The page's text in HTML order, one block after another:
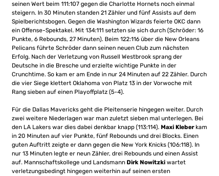
seinen Wert beim 111:107 gegen die Charlotte Hornets noch einmal
steigern. In 30 Minuten standen 21 Zähler und fünf Assists auf dem
Spielberichtsbogen. Gegen die Washington Wizards feierte OKC dann
ein Offense-Spektakel. Mit 134:111 setzten sie sich durch (Schröder: 16
Punkte, 6 Rebounds, 27 Minuten). Beim 122:116 über die New Orleans
Pelicans führte Schröder dann seinen neuen Club zum nächsten
Erfolg. Nach der Verletzung von Russell Westbrook sprang der
Deutsche in die Bresche und erzielte wichtige Punkte in der
Crunchtime. So kam er am Ende in nur 24 Minuten auf 22 Zähler. Durch
die vier Siege klettert Oklahoma von Platz 13 in der Vorwoche mit
Rang sieben auf einen Playoffplatz (5-4).
Für die Dallas Mavericks geht die Pleitenserie hingegen weiter. Durch
zwei weitere Niederlagen war man zuletzt sieben mal unterlegen. Bei
den LA Lakers war dies dabei denkbar knapp (113:114). Maxi Kleberkam
in 20 Minuten auf vier Punkte, fünf Rebounds und drei Blocks. Einen
guten Auftritt zeigte er dann gegen die New York Knicks (106:118). In
nur 13 Minuten legte er neun Zähler, drei Rebounds und einen Assist
auf. Mannschaftskollege und Landsmann Dirk Nowitzki wartet
verletzungsbedingt hingegen weiterhin auf seinen ersten